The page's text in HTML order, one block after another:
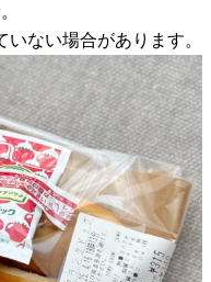
ない場合があります。